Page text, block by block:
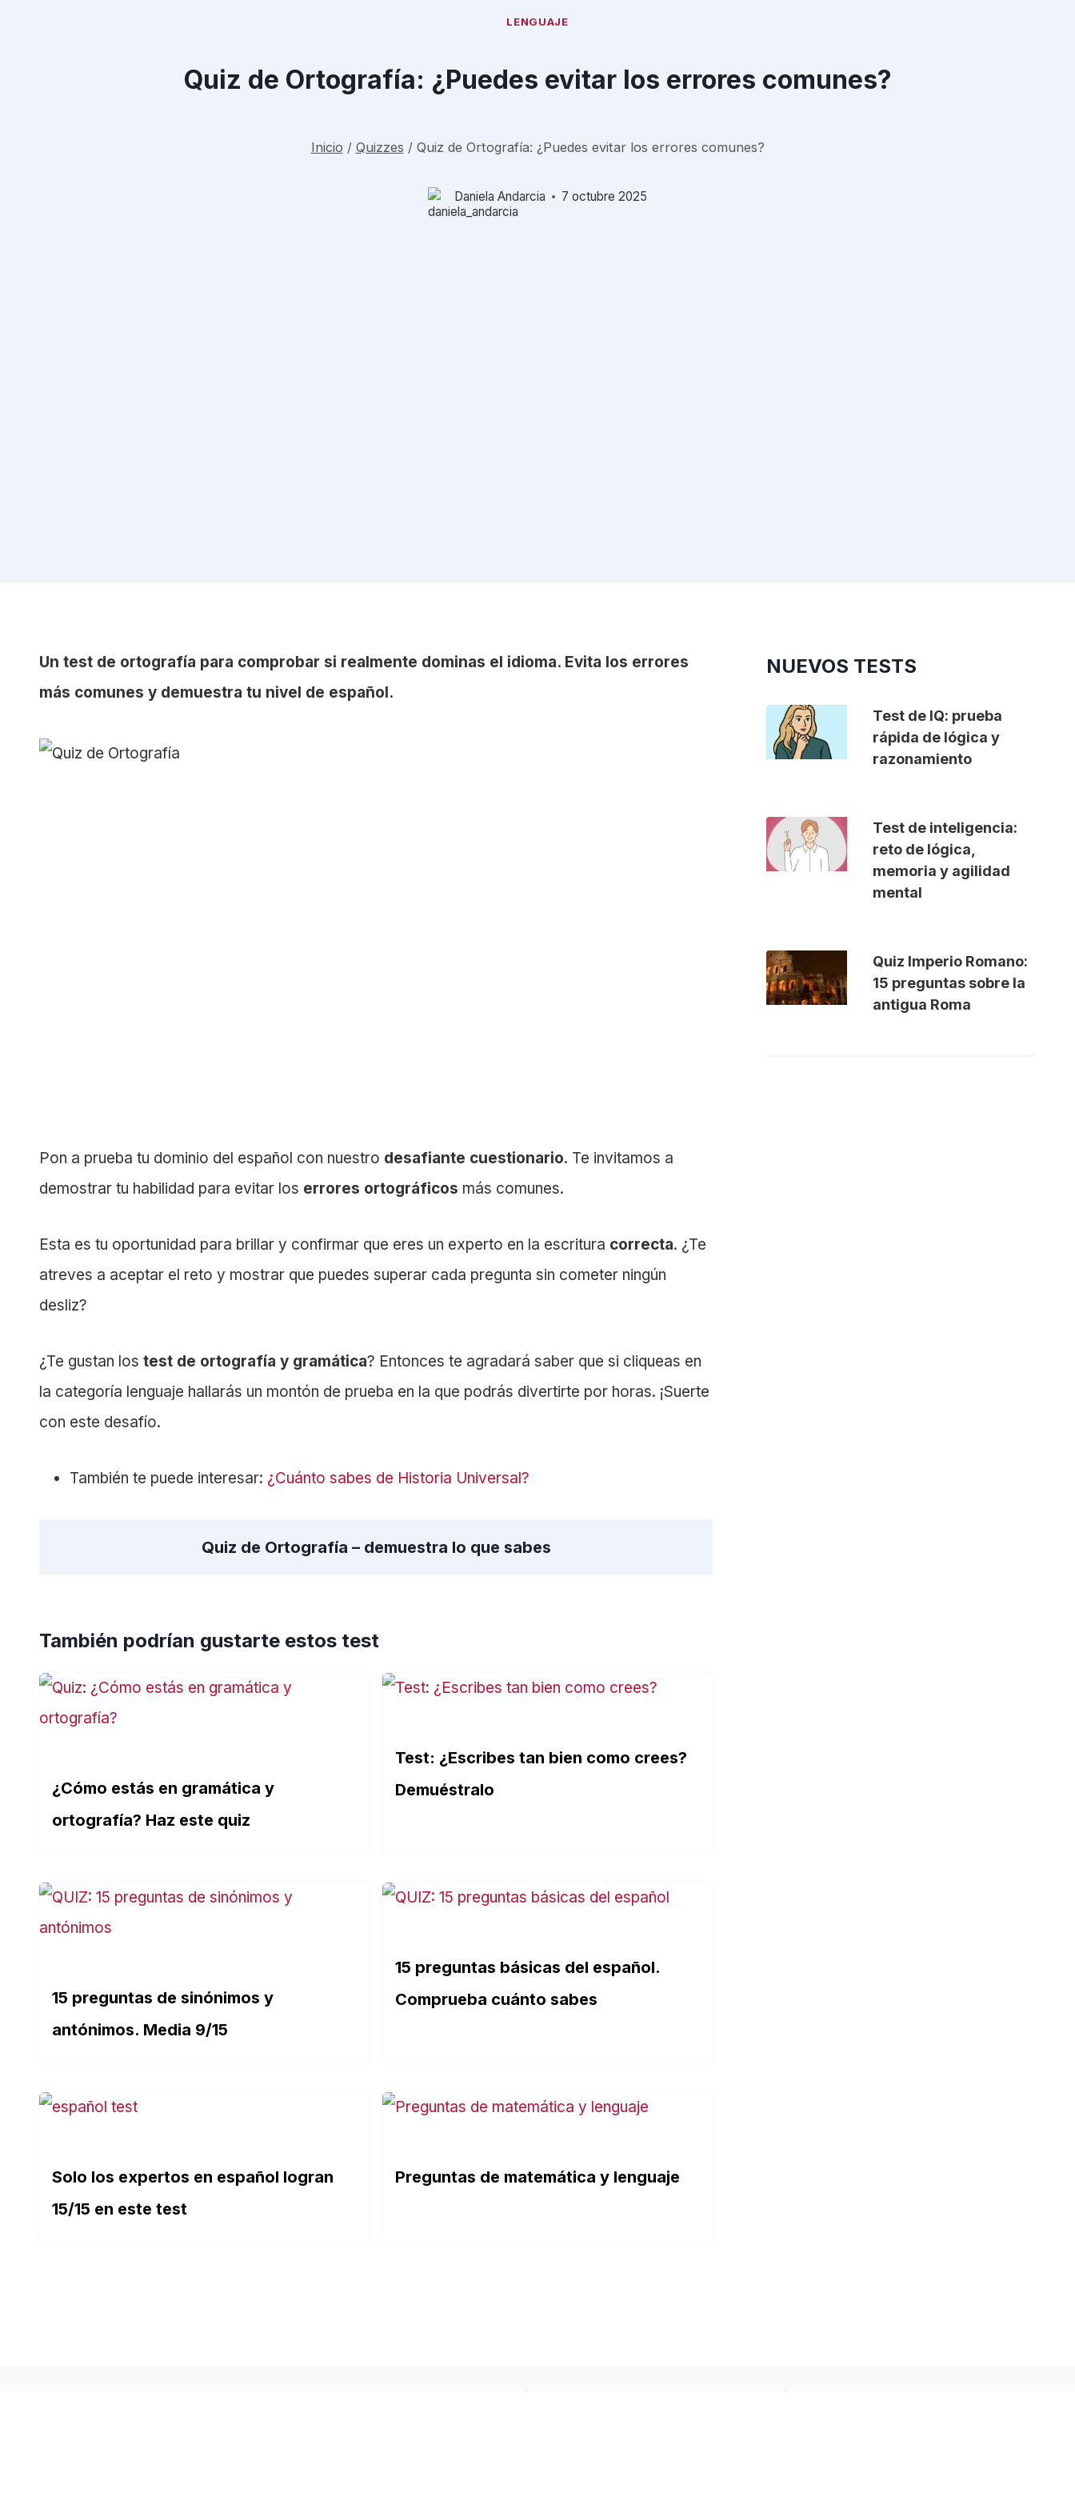
LENGUAJE
Quiz de Ortografía: ¿Puedes evitar los errores comunes?
Inicio / Quizzes / Quiz de Ortografía: ¿Puedes evitar los errores comunes?
Daniela Andarcia 7 octubre 2025
Un test de ortografía para comprobar si realmente dominas el idioma. Evita los errores
más comunes y demuestra tu nivel de español.
Pon a prueba tu dominio del español con nuestro desafiante cuestionario. Te invitamos a
demostrar tu habilidad para evitar los errores ortográficos más comunes.
Esta es tu oportunidad para brillar y confirmar que eres un experto en la escritura correcta. ¿Te
atreves a aceptar el reto y mostrar que puedes superar cada pregunta sin cometer ningún
desliz?
¿Te gustan los test de ortografía y gramática? Entonces te agradará saber que si cliqueas en
la categoría lenguaje hallarás un montón de prueba en la que podrás divertirte por horas. ¡Suerte
con este desafío.
También te puede interesar: ¿Cuánto sabes de Historia Universal?
Quiz de Ortografía – demuestra lo que sabes
También podrían gustarte estos test
¿Cómo estás en gramática y
ortografía? Haz este quiz
Test: ¿Escribes tan bien como crees?
Demuéstralo
15 preguntas de sinónimos y
antónimos. Media 9/15
15 preguntas básicas del español.
Comprueba cuánto sabes
Solo los expertos en español logran
15/15 en este test
Preguntas de matemática y lenguaje
NUEVOS TESTS
Test de IQ: prueba
rápida de lógica y
razonamiento
Test de inteligencia:
reto de lógica,
memoria y agilidad
mental
Quiz Imperio Romano:
15 preguntas sobre la
antigua Roma